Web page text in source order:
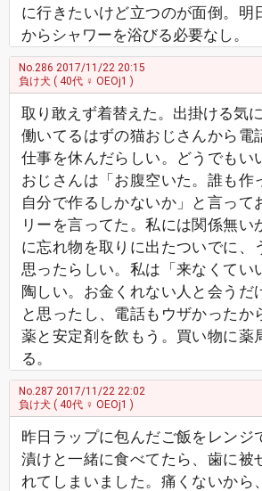
に行きたいけど立つのが面倒。明
からシャワーを浴びる必要なし。
No.286 2017/11/22 20:15
負け犬 ( 40代 ♀ OEOj1 )
取り敢えず着替えた。出掛ける気に
働いてるはずの猫おじさんから電
仕事を休んだらしい。どうでもい
おじさんは「お腹空いた。誰も作
自分で作るしかないか」と言って
リーを言ってた。私には関係無い
に忘れ物を取りに出たついでに、
思ったらしい。私は「来なくてい
陶しい。お金くれない人と会うだ
と思ったし、電話もウザかったか
薬と安定剤を飲もう。買い物に薬
る。
No.287 2017/11/22 22:02
負け犬 ( 40代 ♀ OEOj1 )
昨日ラップに包んだご飯をレンジ
漬けと一緒に食べてたら、歯に被
れてしまいました。痛くないから